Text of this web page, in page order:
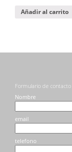
Añadir al carrito
Formulario de contacto
Nombre
email
telefono